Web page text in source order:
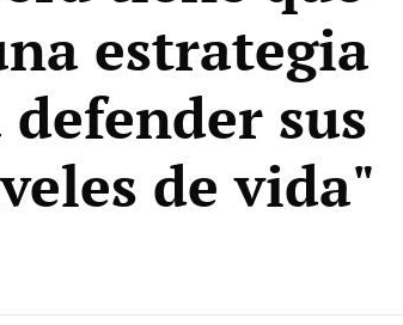
estrategia
sus
de vida"